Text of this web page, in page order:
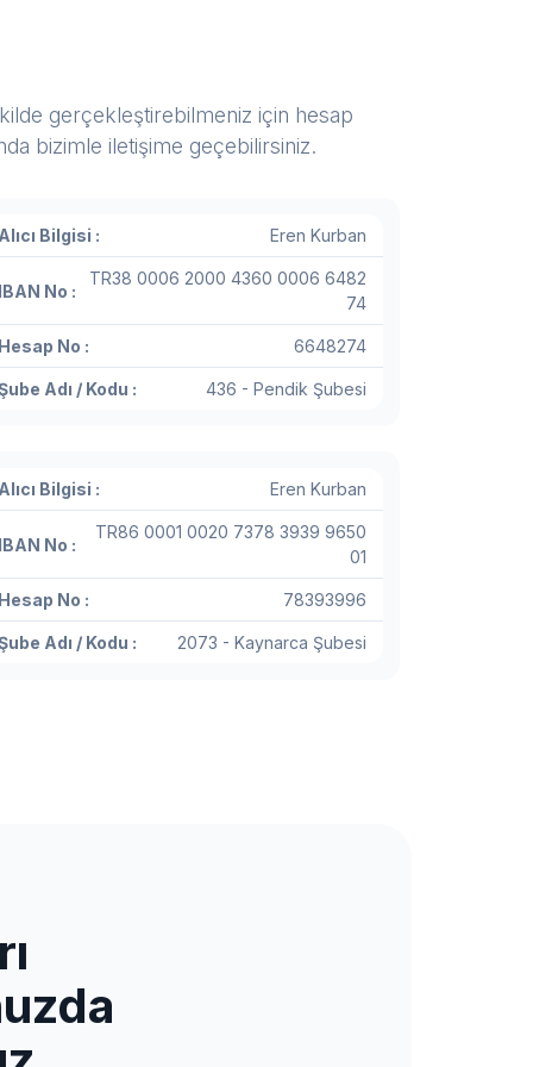
gerçekleştirebilmeniz için hesap
bizimle iletişime geçebilirsiniz.
Alıcı Bilgisi : Eren Kurban
IBAN No :
TR38 0006 2000 4360 0006 6482
74
Hesap No : 6648274
Adı / Kodu : 436 - Pendik Şubesi
Alıcı Bilgisi : Eren Kurban
IBAN No :
TR86 0001 0020 7378 3939 9650
01
Hesap No : 78393996
Adı / Kodu : 2073 - Kaynarca Şubesi